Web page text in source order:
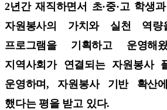
2년간 재직하면서 초·중·고 학생
자원봉사의 가치와 실천 역
프로그램을 기획하고 운영해
지역사회가 연결되는 자원봉사
운영하며, 자원봉사 기반 확산
했다는 평을 받고 있다.